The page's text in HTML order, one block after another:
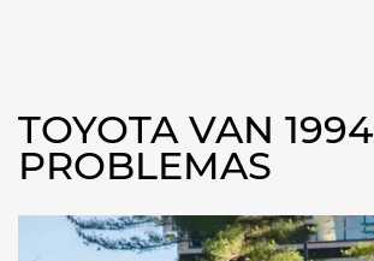
TOYOTA VAN 1994
PROBLEMAS